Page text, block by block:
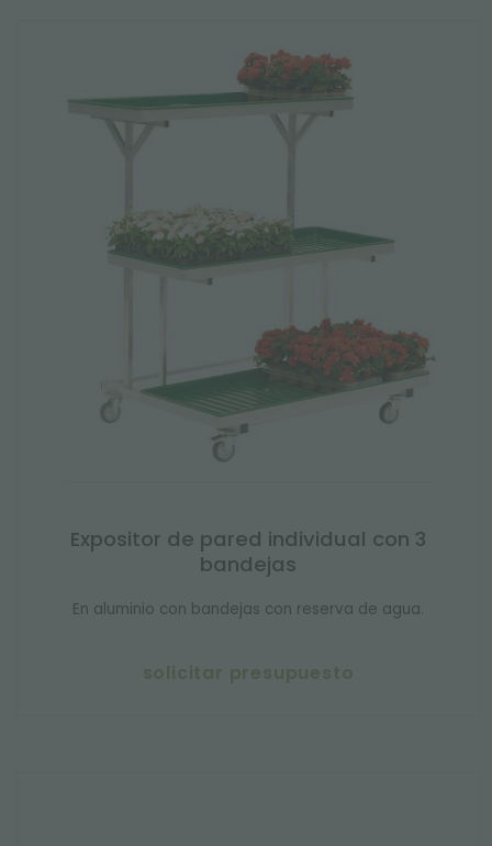
Expositor de pared individual con 3
bandejas
En aluminio con bandejas con reserva de agua.
solicitar presupuesto